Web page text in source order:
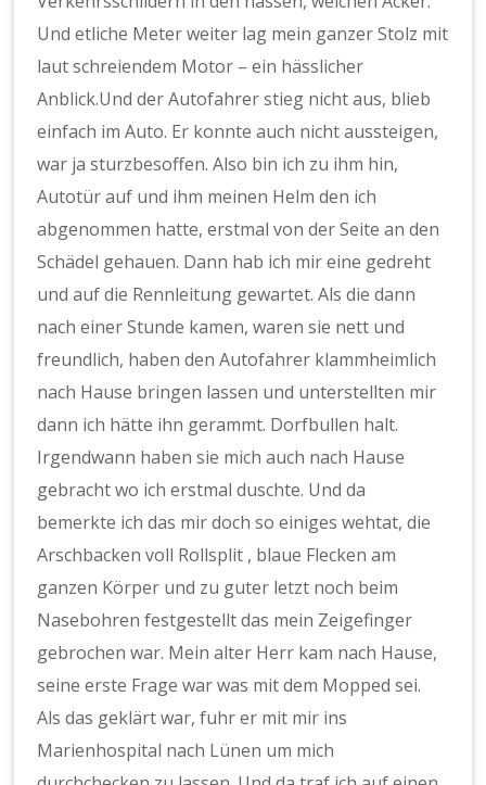
Und etliche Meter weiter lag mein ganzer Stolz mit
laut schreiendem Motor – ein hässlicher
Anblick.Und der Autofahrer stieg nicht aus, blieb
einfach im Auto. Er konnte auch nicht aussteigen,
war ja sturzbesoffen. Also bin ich zu ihm hin,
Autotür auf und ihm meinen Helm den ich
abgenommen hatte, erstmal von der Seite an den
Schädel gehauen. Dann hab ich mir eine gedreht
und auf die Rennleitung gewartet. Als die dann
nach einer Stunde kamen, waren sie nett und
freundlich, haben den Autofahrer klammheimlich
nach Hause bringen lassen und unterstellten mir
dann ich hätte ihn gerammt. Dorfbullen halt.
Irgendwann haben sie mich auch nach Hause
gebracht wo ich erstmal duschte. Und da
bemerkte ich das mir doch so einiges wehtat, die
Arschbacken voll Rollsplit , blaue Flecken am
ganzen Körper und zu guter letzt noch beim
Nasebohren festgestellt das mein Zeigefinger
gebrochen war. Mein alter Herr kam nach Hause,
seine erste Frage war was mit dem Mopped sei.
Als das geklärt war, fuhr er mit mir ins
Marienhospital nach Lünen um mich